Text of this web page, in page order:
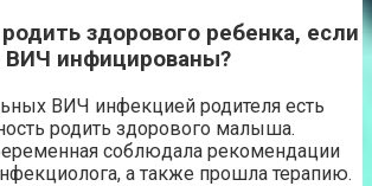
здорового ребенка, если
ВИЧ инфицированы?
ВИЧ инфекцией родителя есть
родить здорового малыша.
соблюдала рекомендации
а также прошла терапию.